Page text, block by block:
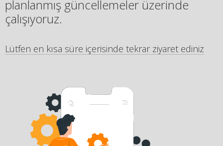
planlanmış güncellemeler üzerinde
çalışıyoruz.
Lütfen en kısa süre içerisinde tekrar ziyaret ediniz